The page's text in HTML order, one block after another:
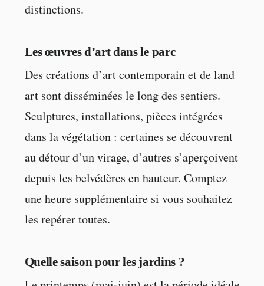
distinctions.
Les œuvres d’art dans le parc
Des créations d’art contemporain et de land
art sont disséminées le long des sentiers.
Sculptures, installations, pièces intégrées
dans la végétation : certaines se découvrent
au détour d’un virage, d’autres s’aperçoivent
depuis les belvédères en hauteur. Comptez
une heure supplémentaire si vous souhaitez
les repérer toutes.
Quelle saison pour les jardins ?